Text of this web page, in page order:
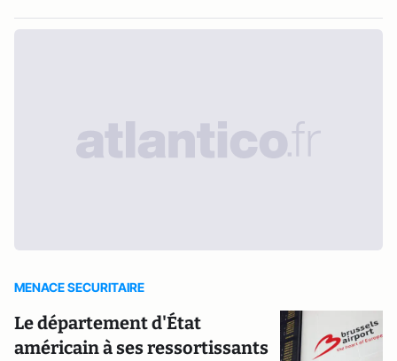
MENACE SECURITAIRE
Le département d'État
américain à ses ressortissants